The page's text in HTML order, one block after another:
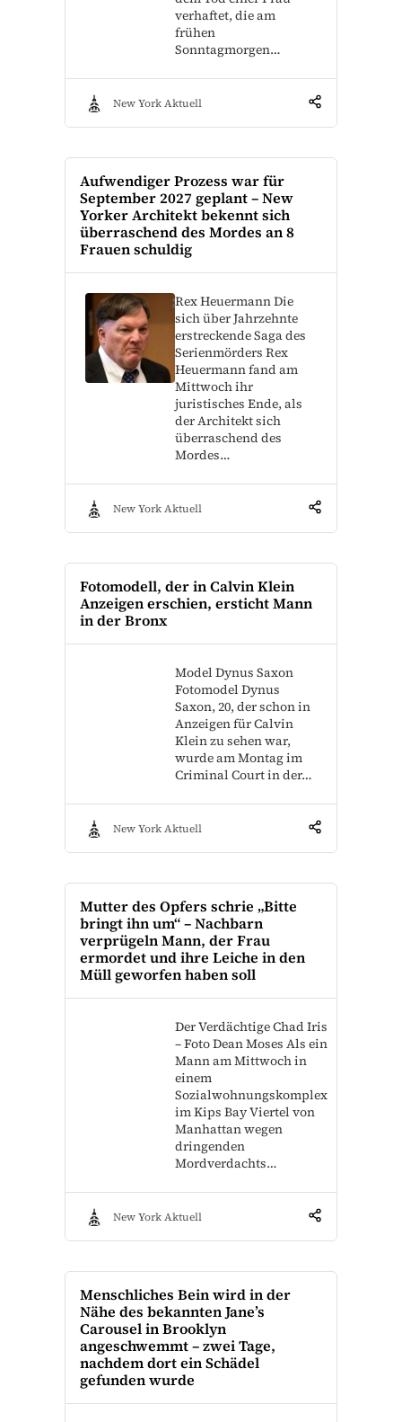
verhaftet, die am
frühen
Sonntagmorgen…
New York Aktuell
Aufwendiger Prozess war für
September 2027 geplant – New
Yorker Architekt bekennt sich
überraschend des Mordes an 8
Frauen schuldig
Rex Heuermann Die
sich über Jahrzehnte
erstreckende Saga des
Serienmörders Rex
Heuermann fand am
Mittwoch ihr
juristisches Ende, als
der Architekt sich
überraschend des
Mordes…
New York Aktuell
Fotomodell, der in Calvin Klein
Anzeigen erschien, ersticht Mann
in der Bronx
Model Dynus Saxon
Fotomodel Dynus
Saxon, 20, der schon in
Anzeigen für Calvin
Klein zu sehen war,
wurde am Montag im
Criminal Court in der…
New York Aktuell
Mutter des Opfers schrie „Bitte
bringt ihn um“ – Nachbarn
verprügeln Mann, der Frau
ermordet und ihre Leiche in den
Müll geworfen haben soll
Der Verdächtige Chad Iris
– Foto Dean Moses Als ein
Mann am Mittwoch in
einem
Sozialwohnungskomplex
im Kips Bay Viertel von
Manhattan wegen
dringenden
Mordverdachts…
New York Aktuell
Menschliches Bein wird in der
Nähe des bekannten Jane’s
Carousel in Brooklyn
angeschwemmt – zwei Tage,
nachdem dort ein Schädel
gefunden wurde